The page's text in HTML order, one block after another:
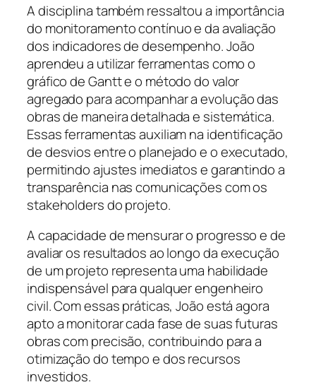
A disciplina também ressaltou a importância
do monitoramento contínuo e da avaliação
dos indicadores de desempenho. João
aprendeu a utilizar ferramentas como o
gráfico de Gantt e o método do valor
agregado para acompanhar a evolução das
obras de maneira detalhada e sistemática.
Essas ferramentas auxiliam na identificação
de desvios entre o planejado e o executado,
permitindo ajustes imediatos e garantindo a
transparência nas comunicações com os
stakeholders do projeto.
A capacidade de mensurar o progresso e de
avaliar os resultados ao longo da execução
de um projeto representa uma habilidade
indispensável para qualquer engenheiro
civil. Com essas práticas, João está agora
apto a monitorar cada fase de suas futuras
obras com precisão, contribuindo para a
otimização do tempo e dos recursos
investidos.